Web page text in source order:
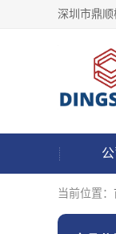
当前位置：